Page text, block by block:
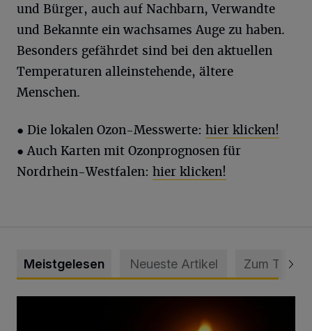
und Bürger, auch auf Nachbarn, Verwandte
und Bekannte ein wachsames Auge zu haben.
Besonders gefährdet sind bei den aktuellen
Temperaturen alleinstehende, ältere
Menschen.
● Die lokalen Ozon-Messwerte: hier klicken!
● Auch Karten mit Ozonprognosen für
Nordrhein-Westfalen: hier klicken!
Meistgelesen Neueste Artikel Zum Thema